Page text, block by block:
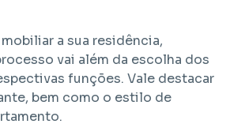
a sua residência,
vai além da escolha dos
funções. Vale destacar
bem como o estilo de